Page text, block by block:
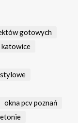
gotowych
katowice
okna pcv poznań